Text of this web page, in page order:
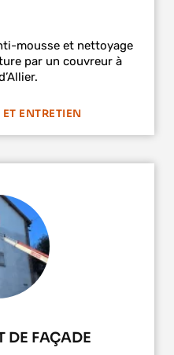
mousse et nettoyage
par un couvreur à
ENTRETIEN
DE FAÇADE